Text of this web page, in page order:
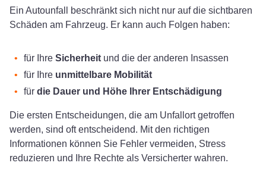
Ein Autounfall beschränkt sich nicht nur auf die sichtbaren
Schäden am Fahrzeug. Er kann auch Folgen haben:
für Ihre Sicherheit und die der anderen Insassen
für Ihre unmittelbare Mobilität
für die Dauer und Höhe Ihrer Entschädigung
Die ersten Entscheidungen, die am Unfallort getroffen
werden, sind oft entscheidend. Mit den richtigen
Informationen können Sie Fehler vermeiden, Stress
reduzieren und Ihre Rechte als Versicherter wahren.